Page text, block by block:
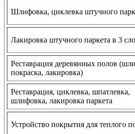
Шлифовка, циклевка штучного
Лакировка штучного паркета в 3
Реставрация деревянных полов
покраска, лакировка)
Реставрация, циклевка, шпатлевка,
шлифовка, лакировка паркета
Устройство покрытия для теплого